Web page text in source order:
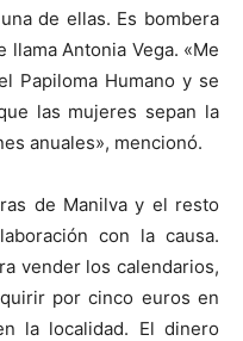
de ellas. Es bombera
Antonia Vega. «Me
Papiloma Humano y se
las mujeres sepan la
anuales», mencionó.
de Manilva y el resto
con la causa.
vender los calendarios,
por cinco euros en
la localidad. El dinero